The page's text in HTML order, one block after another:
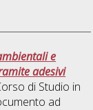
e
adesivi
di Studio in
ad